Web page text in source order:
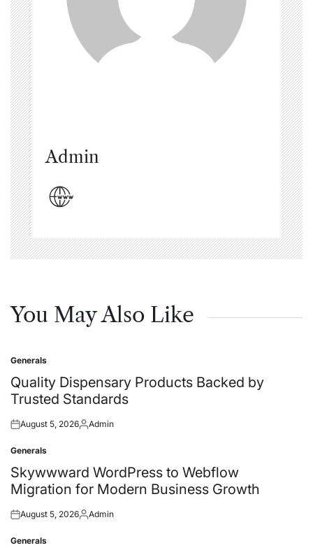
Admin
You May Also Like
Posted
in
Generals
Quality Dispensary Products Backed by
Trusted Standards
Posted
August 5, 2026Posted
Admin
Posted
in
Generals
Skywwward WordPress to Webflow
Migration for Modern Business Growth
Posted
August 5, 2026Posted
Admin
Posted
Generals